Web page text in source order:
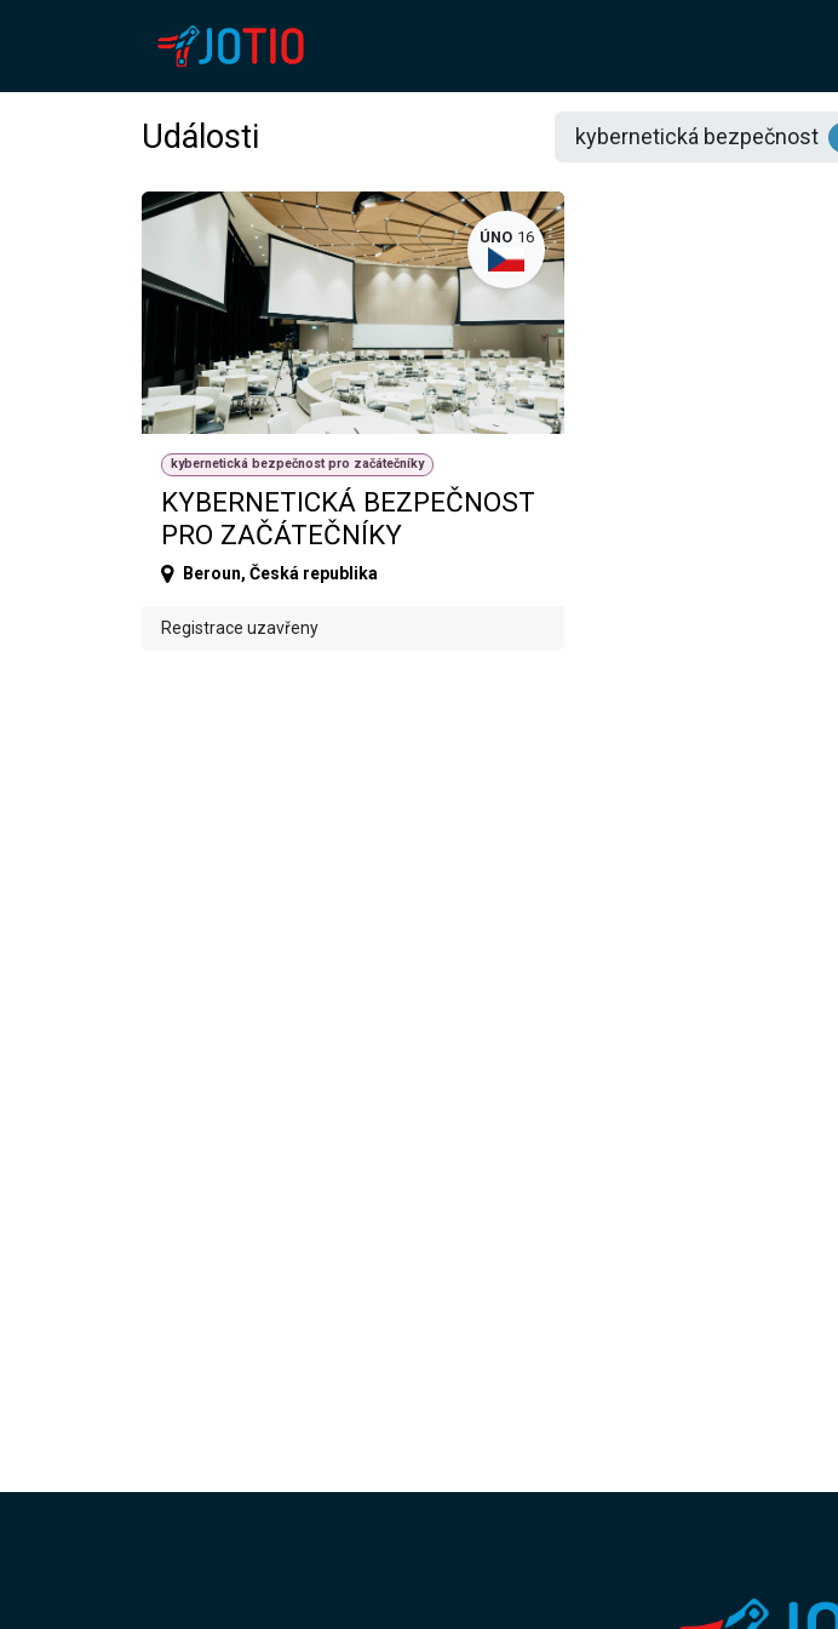
Události kybernetická bezpečnost
ÚNO 16
kybernetická bezpečnost pro začátečníky
KYBERNETICKÁ BEZPEČNOST
PRO ZAČÁTEČNÍKY
Beroun, Česká republika
Registrace uzavřeny